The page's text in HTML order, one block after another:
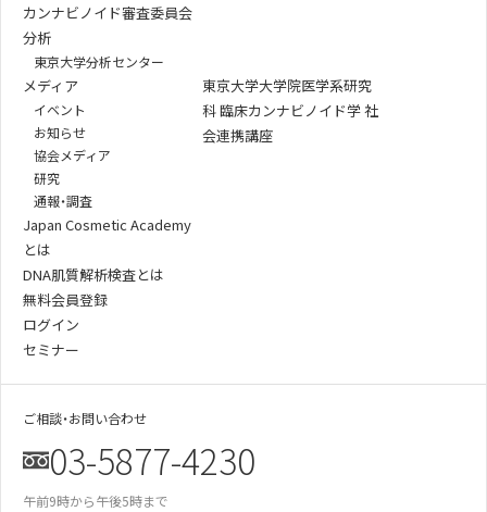
カンナビノイド審査委員会
分析
東京大学分析センター
メディア
イベント
お知らせ
協会メディア
研究
通報・調査
Japan Cosmetic Academy
とは
DNA肌質解析検査とは
無料会員登録
ログイン
セミナー
東京大学大学院医学系研究
科 臨床カンナビノイド学 社
会連携講座
ご相談・お問い合わせ
03-5877-4230
午前9時から午後5時まで